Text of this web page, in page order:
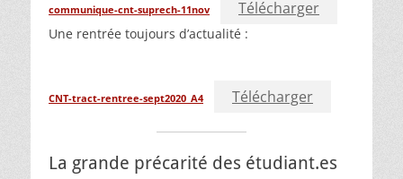
communique-cnt-suprech-11nov Télécharger
Une rentrée toujours d’actualité :
CNT-tract-rentree-sept2020_A4 Télécharger
La grande précarité des étudiant.es